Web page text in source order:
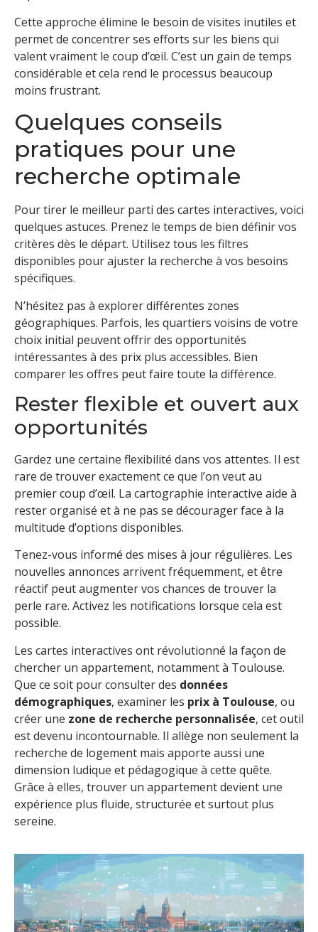
Cette approche élimine le besoin de visites inutiles et
permet de concentrer ses efforts sur les biens qui
valent vraiment le coup d’œil. C’est un gain de temps
considérable et cela rend le processus beaucoup
moins frustrant.
Quelques conseils
pratiques pour une
recherche optimale
Pour tirer le meilleur parti des cartes interactives, voici
quelques astuces. Prenez le temps de bien définir vos
critères dès le départ. Utilisez tous les filtres
disponibles pour ajuster la recherche à vos besoins
spécifiques.
N’hésitez pas à explorer différentes zones
géographiques. Parfois, les quartiers voisins de votre
choix initial peuvent offrir des opportunités
intéressantes à des prix plus accessibles. Bien
comparer les offres peut faire toute la différence.
Rester flexible et ouvert aux
opportunités
Gardez une certaine flexibilité dans vos attentes. Il est
rare de trouver exactement ce que l’on veut au
premier coup d’œil. La cartographie interactive aide à
rester organisé et à ne pas se décourager face à la
multitude d’options disponibles.
Tenez-vous informé des mises à jour régulières. Les
nouvelles annonces arrivent fréquemment, et être
réactif peut augmenter vos chances de trouver la
perle rare. Activez les notifications lorsque cela est
possible.
Les cartes interactives ont révolutionné la façon de
chercher un appartement, notamment à Toulouse.
Que ce soit pour consulter des données
démographiques, examiner les prix à Toulouse, ou
créer une zone de recherche personnalisée, cet outil
est devenu incontournable. Il allège non seulement la
recherche de logement mais apporte aussi une
dimension ludique et pédagogique à cette quête.
Grâce à elles, trouver un appartement devient une
expérience plus fluide, structurée et surtout plus
sereine.